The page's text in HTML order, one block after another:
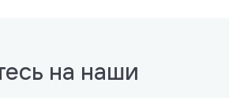
на наши